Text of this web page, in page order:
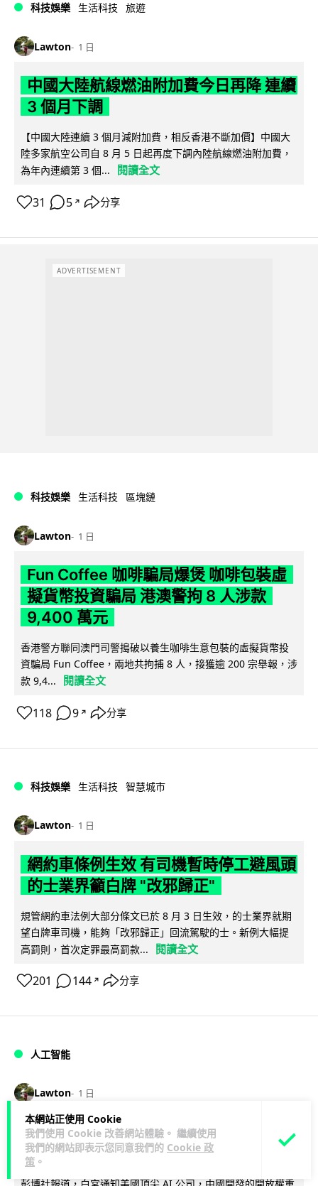
本網站正使用 Cookie
我們使用 Cookie 改善網站體驗。 繼續使用
我們的網站即表示您同意我們的 Cookie 政
策 。
科技娛樂 生活科技 旅遊
Lawton 1 日
中國大陸航線燃油附加費今日再降 連續
3 個月下調
【中國大陸連續 3 個月減附加費，相反香港不斷加價】中國大
陸多家航空公司自 8 月 5 日起再度下調內陸航線燃油附加費，
為年內連續第 3 個...
閱讀全文
31 5 ↗ 分享
ADVERTISEMENT
科技娛樂 生活科技 區塊鏈
Lawton 1 日
Fun Coffee 咖啡騙局爆煲 咖啡包裝虛
擬貨幣投資騙局 港澳警拘 8 人涉款
9,400 萬元
香港警方聯同澳門司警搗破以養生咖啡生意包裝的虛擬貨幣投
資騙局 Fun Coffee，兩地共拘捕 8 人，接獲逾 200 宗舉報，涉
款 9,4...
閱讀全文
118 9 ↗ 分享
科技娛樂 生活科技 智慧城市
Lawton 1 日
網約車條例生效 有司機暫時停工避風頭
的士業界籲白牌 "改邪歸正"
規管網約車法例大部分條文已於 8 月 3 日生效，的士業界就期
望白牌車司機，能夠「改邪歸正」回流駕駛的士。新例大幅提
高罰則，首次定罪最高罰款...
閱讀全文
201 144 ↗ 分享
人工智能
Lawton 1 日
白宮拒測中國開放 AI 模型 業界質疑安
全框架選擇性執行
彭博社報道，白宮通知美國頂尖 AI 公司，中國開發的開放權重